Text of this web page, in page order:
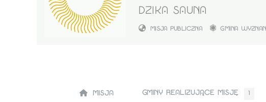
DZIKA SAUNA
MISJA PUBLICZNA GMINA
MISJA GMINY REALIZUJĄCE MISJĘ